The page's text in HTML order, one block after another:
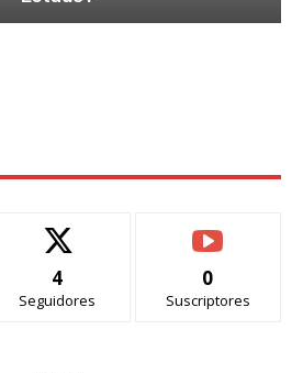
4
Seguidores
0
Suscriptores